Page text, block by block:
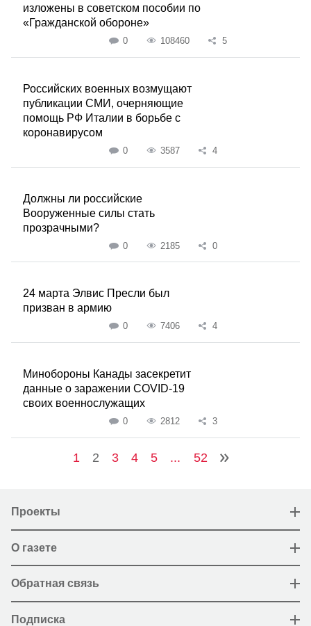
изложены в советском пособии по
«Гражданской обороне»
0 108460 5
Российских военных возмущают
публикации СМИ, очерняющие
помощь РФ Италии в борьбе с
коронавирусом
0 3587 4
Должны ли российские
Вооруженные силы стать
прозрачными?
0 2185 0
24 марта Элвис Пресли был
призван в армию
0 7406 4
Минобороны Канады засекретит
данные о заражении COVID-19
своих военнослужащих
0 2812 3
1 2 3 4 5 ... 52
Проекты
О газете
Обратная связь
Подписка